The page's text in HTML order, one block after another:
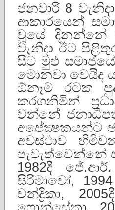
ජනවාරි 8
ආකාරයෙන්
වූයේ දිනන්නේ
වැනිදා ඊට
සිට මුළු
මොනවා වෙයිද
ඕනෑම රටක
කරගනිමින්
වන්නේ
අපේක්‍ෂකයන්ට
අවස්ථාව
පැවැත්වෙන්නේ
1982දී
සිරිමාවෝ,
චන්ද්‍රිකා,
ෆොන්සේකා,